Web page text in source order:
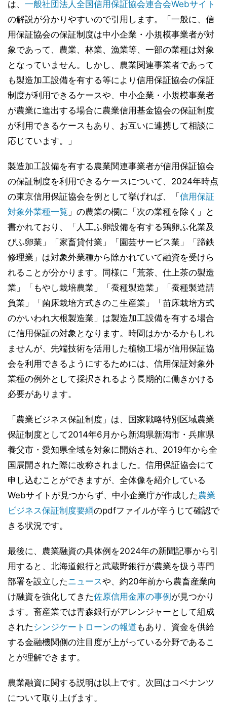
は、 一般社団法人全国信用保証協会連合会Webサイト
の解説が分かりやすいので引用します。「一般に、信
用保証協会の保証制度は中小企業・小規模事業者が対
象であって、農業、林業、漁業等、一部の業種は対象
となっていません。しかし、農業関連事業者であって
も製造加工設備を有する等により信用保証協会の保証
制度が利用できるケースや、中小企業・小規模事業者
が農業に進出する場合に農業信用基金協会の保証制度
が利用できるケースもあり、お互いに連携して相談に
応じています。」
製造加工設備を有する農業関連事業者が信用保証協会
の保証制度を利用できるケースについて、2024年時点
の東京信用保証協会を例として挙げれば、「信用保証
対象外業種一覧 」の農業の欄に「次の業種を除く」と
書かれており、「人工ふ卵設備を有する鶏卵ふ化業及
びふ卵業」「家畜貸付業」「園芸サービス業」「蹄鉄
修理業」は対象外業種から除かれていて融資を受けら
れることが分かります。同様に「荒茶、仕上茶の製造
業」「もやし栽培農業」「蚕種製造業」「蚕種製造請
負業」「菌床栽培方式きのこ生産業」「苗床栽培方式
のかいわれ大根製造業」は製造加工設備を有する場合
に信用保証の対象となります。時間はかかるかもしれ
ませんが、先端技術を活用した植物工場が信用保証協
会を利用できるようにするためには、信用保証対象外
業種の例外として採択されるよう長期的に働きかける
必要があります。
「農業ビジネス保証制度」は、国家戦略特別区域農業
保証制度として2014年6月から新潟県新潟市・兵庫県
養父市・愛知県全域を対象に開始され、2019年から全
国展開された際に改称されました。信用保証協会にて
申し込むことができますが、全体像を紹介している
Webサイトが見つからず、中小企業庁が作成した 農業
ビジネス保証制度要綱のpdfファイルが辛うじて確認で
きる状況です。
最後に、農業融資の具体例を2024年の新聞記事から引
用すると、北海道銀行と武蔵野銀行が農業を扱う専門
部署を設立したニュースや、約20年前から農畜産業向
け融資を強化してきた佐原信用金庫の事例が見つかり
ます。畜産業では青森銀行がアレンジャーとして組成
された シンジケートローンの報道 もあり、資金を供給
する金融機関側の注目度が上がっている分野であるこ
とが理解できます。
農業融資に関する説明は以上です。次回はコベナンツ
について取り上げます。